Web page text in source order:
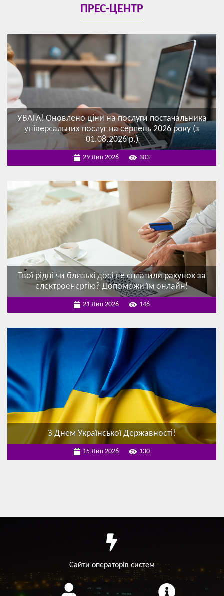
ПРЕС-ЦЕНТР
УВАГА! Оновлено ціни на послуги постачальника
універсальних послуг на серпень 2026 року (з
01.08.2026 р.)
29 Лип 2026 303
Твої рідні чи близькі досі не сплатили рахунок за
електроенергію? Допоможи їм онлайн!
21 Лип 2026 146
З Днем Української Державності!
15 Лип 2026 130
Сайти операторів систем